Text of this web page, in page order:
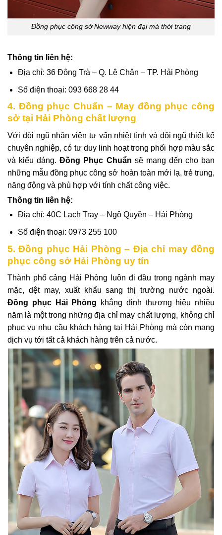
Đồng phục công sở Newway hiện đại mà thời trang
Thông tin liên hệ:
Địa chỉ: 36 Đông Trà – Q. Lê Chân – TP. Hải Phòng
Số điện thoại: 093 668 28 44
4. Đồng phục Chuẩn – May đồng phục công
sở tại Hải Phòng chất lượng
Với đội ngũ nhân viên tư vấn nhiệt tình và đội ngũ thiết kế
chuyên nghiệp, có tư duy linh hoạt trong phối hợp màu sắc
và kiểu dáng.Đồng Phục Chuẩn sẽ mang đến cho bạn
những mẫu đồng phục công sở hoàn toàn mới lạ, trẻ trung,
năng động và phù hợp với tính chất công việc.
Thông tin liên hệ:
Địa chỉ: 40C Lạch Tray – Ngô Quyền – Hải Phòng
Số điện thoại: 0973 255 100
5. Đồng phục Hải Phòng – Địa chỉ may đồng
phục công sở Hải Phòng uy tín
Thành phố cảng Hải Phòng luôn đi đầu trong ngành may
mặc, dệt may, xuất khẩu sang thị trường nước ngoài.
Đồng phục Hải Phòng khẳng định thương hiệu nhiều
năm là một trong những địa chỉ may chất lượng, không chỉ
phục vụ nhu cầu khách hàng tại Hải Phòng mà còn mang
dịch vụ tới tất cả khách hàng trên cả nước.